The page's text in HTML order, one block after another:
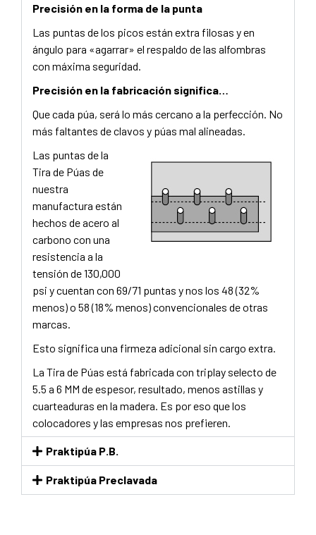
Precisión en la forma de la punta
Las puntas de los picos están extra filosas y en
ángulo para «agarrar» el respaldo de las alfombras
con máxima seguridad.
Precisión en la fabricación significa…
Que cada púa, será lo más cercano a la perfección. No
más faltantes de clavos y púas mal alineadas.
Las puntas de la
Tira de Púas de
nuestra
manufactura están
hechos de acero al
carbono con una
resistencia a la
tensión de 130,000
psi y cuentan con 69/71 puntas y nos los 48 (32%
menos) o 58 (18% menos) convencionales de otras
marcas.
Esto significa una firmeza adicional sin cargo extra.
La Tira de Púas está fabricada con triplay selecto de
5.5 a 6 MM de espesor, resultado, menos astillas y
cuarteaduras en la madera. Es por eso que los
colocadores y las empresas nos prefieren.
Praktipúa P.B.
Praktipúa Preclavada